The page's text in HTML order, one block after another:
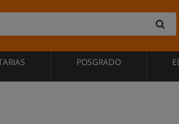
POSGRADO